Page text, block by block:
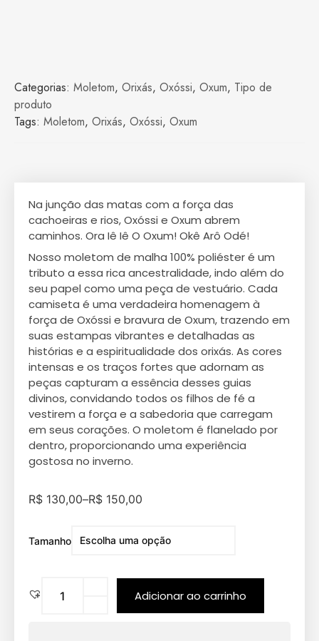
Categorias: Moletom, Orixás, Oxóssi, Oxum, Tipo de
produto
Tags: Moletom, Orixás, Oxóssi, Oxum
Na junção das matas com a força das
cachoeiras e rios, Oxóssi e Oxum abrem
caminhos. Ora Iê Iê O Oxum! Okê Arô Odé!
Nosso moletom de malha 100% poliéster é um
tributo a essa rica ancestralidade, indo além do
seu papel como uma peça de vestuário. Cada
camiseta é uma verdadeira homenagem à
força de Oxóssi e bravura de Oxum, trazendo em
suas estampas vibrantes e detalhadas as
histórias e a espiritualidade dos orixás. As cores
intensas e os traços fortes que adornam as
peças capturam a essência desses guias
divinos, convidando todos os filhos de fé a
vestirem a força e a sabedoria que carregam
em seus corações. O moletom é flanelado por
dentro, proporcionando uma experiência
gostosa no inverno.
R$ 130,00–R$ 150,00
Tamanho
Adicionar ao carrinho